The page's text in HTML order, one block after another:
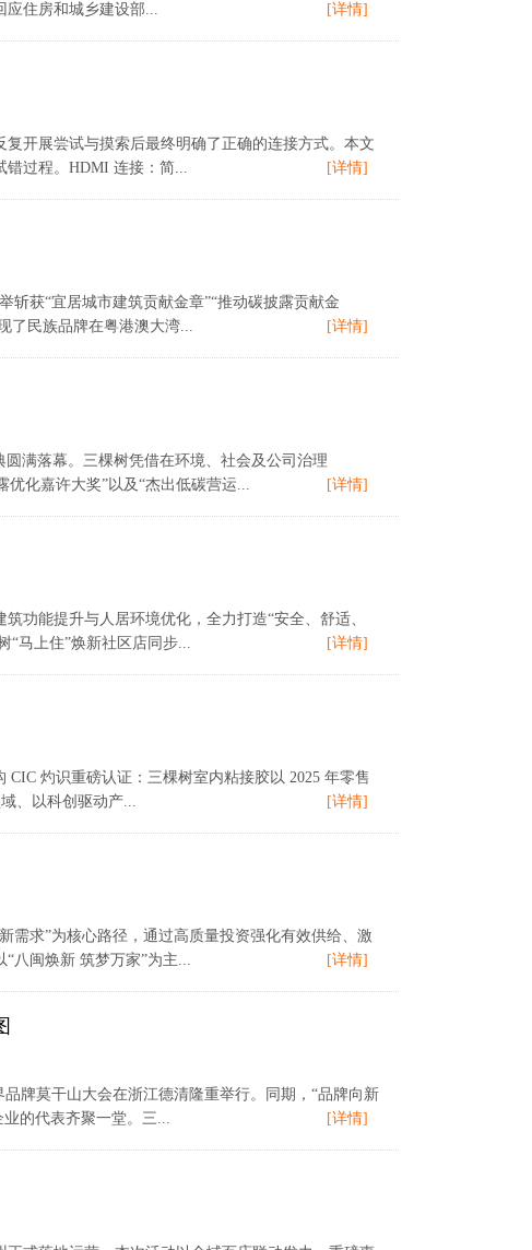
应住房和城乡建设部...
[详情]
开展尝试与摸索后最终明确了正确的连接方式。本文
错过程。HDMI 连接：简...
[详情]
斩获“宜居城市建筑贡献金章”“推动碳披露贡献金
了民族品牌在粤港澳大湾...
[详情]
满落幕。三棵树凭借在环境、社会及公司治理
优化嘉许大奖”以及“杰出低碳营运...
[详情]
功能提升与人居环境优化，全力打造“安全、舒适、
“马上住”焕新社区店同步...
[详情]
灼识重磅认证：三棵树室内粘接胶以 2025 年零售
、以科创驱动产...
[详情]
需求”为核心路径，通过高质量投资强化有效供给、激
八闽焕新 筑梦万家”为主...
[详情]
牌莫干山大会在浙江德清隆重举行。同期，“品牌向新
的代表齐聚一堂。三...
[详情]